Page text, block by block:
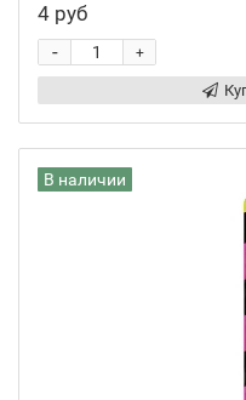
4 руб
+
-
В наличии